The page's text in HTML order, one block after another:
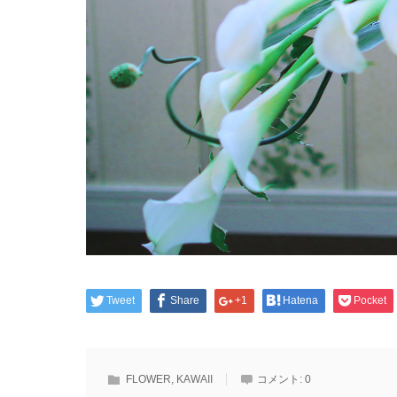
Tweet Share +1 Hatena Pocket
FLOWER KAWAII コメント: 0